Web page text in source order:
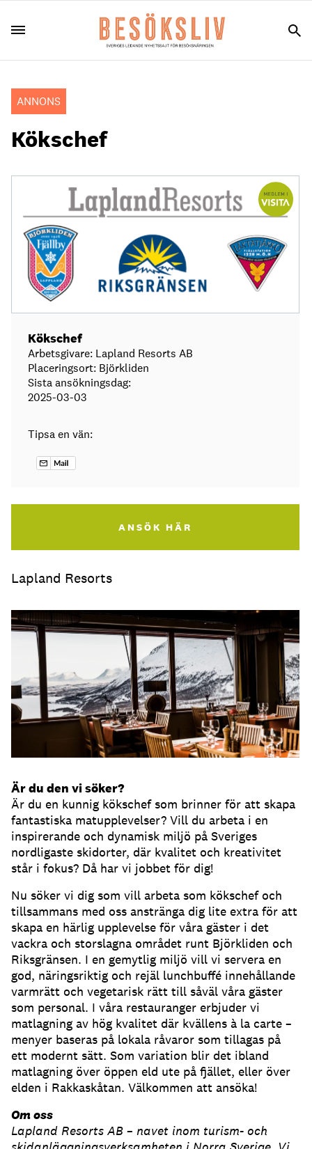
ANNONS
Kökschef
Lapland Resorts
Är du den vi söker?
Är du en kunnig kökschef som brinner för att skapa
fantastiska matupplevelser? Vill du arbeta i en
inspirerande och dynamisk miljö på Sveriges
nordligaste skidorter, där kvalitet och kreativitet
står i fokus? Då har vi jobbet för dig!
Nu söker vi dig som vill arbeta som kökschef och
tillsammans med oss anstränga dig lite extra för att
skapa en härlig upplevelse för våra gäster i det
vackra och storslagna området runt Björkliden och
Riksgränsen. I en gemytlig miljö vill vi servera en
god, näringsriktig och rejäl lunchbuffé innehållande
varmrätt och vegetarisk rätt till såväl våra gäster
som personal. I våra restauranger erbjuder vi
matlagning av hög kvalitet där kvällens à la carte –
menyer baseras på lokala råvaror som tillagas på
ett modernt sätt. Som variation blir det ibland
matlagning över öppen eld ute på fjället, eller över
elden i Rakkaskåtan. Välkommen att ansöka!
Om oss
Lapland Resorts AB – navet inom turism- och
Kökschef
Arbetsgivare: Lapland Resorts AB
Placeringsort: Björkliden
Sista ansökningsdag:
2025-03-03
Tipsa en vän:
ANSÖK HÄR